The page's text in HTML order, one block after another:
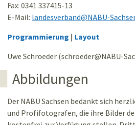
Fax: 0341 337415-13
E-Mail: landesverband@NABU-
Programmierung | Layout
Uwe Schroeder (schroeder@NABU-
Abbildungen
Der NABU Sachsen bedankt sich
und Profifotografen, die ihre Bilder